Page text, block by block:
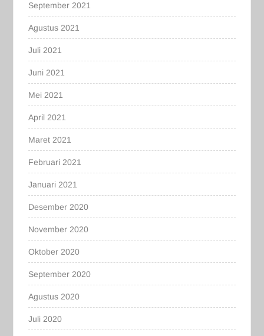
September 2021
Agustus 2021
Juli 2021
Juni 2021
Mei 2021
April 2021
Maret 2021
Februari 2021
Januari 2021
Desember 2020
November 2020
Oktober 2020
September 2020
Agustus 2020
Juli 2020